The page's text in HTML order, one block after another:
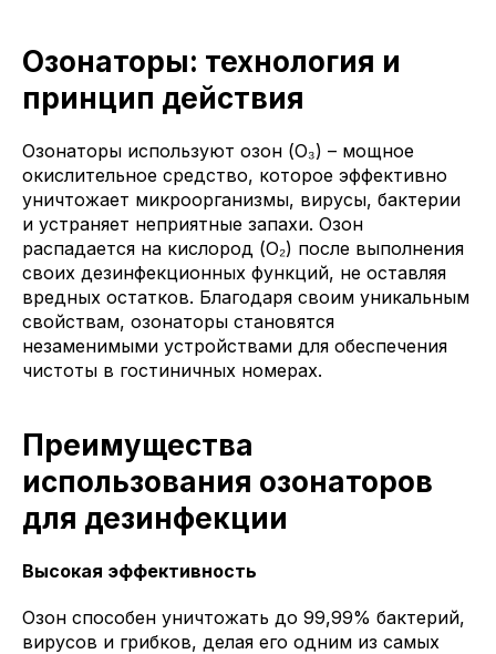
Озонаторы: технология и
принцип действия
Озонаторы используют озон (O₃) – мощное
окислительное средство, которое эффективно
уничтожает микроорганизмы, вирусы, бактерии
и устраняет неприятные запахи. Озон
распадается на кислород (O₂) после выполнения
своих дезинфекционных функций, не оставляя
вредных остатков. Благодаря своим уникальным
свойствам, озонаторы становятся
незаменимыми устройствами для обеспечения
чистоты в гостиничных номерах.
Преимущества
использования озонаторов
для дезинфекции
Высокая эффективность
Озон способен уничтожать до 99,99% бактерий,
вирусов и грибков, делая его одним из самых